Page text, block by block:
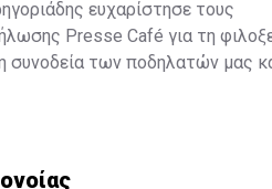
ευχαρίστησε τους
Presse Café για τη
συνοδεία των ποδηλατών μας
τους ποδηλάτες.